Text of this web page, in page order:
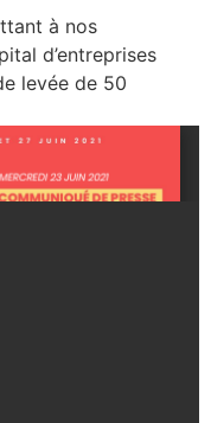
à nos
d’entreprises
levée de 50